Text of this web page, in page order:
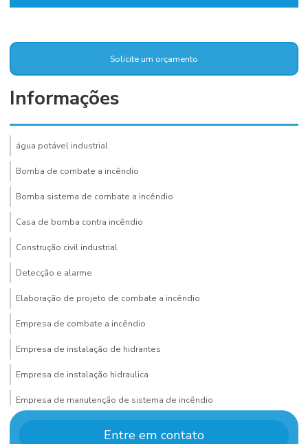
Solicite um orçamento
Informações
água potável industrial
Bomba de combate a incêndio
Bomba sistema de combate a incêndio
Casa de bomba contra incêndio
Construção civil industrial
Detecção e alarme
Elaboração de projeto de combate a incêndio
Empresa de combate a incêndio
Empresa de instalação de hidrantes
Empresa de instalação hidraulica
Empresa de manutenção de sistema de incêndio
Empresa de montagem de estrutura metalica
Entre em contato